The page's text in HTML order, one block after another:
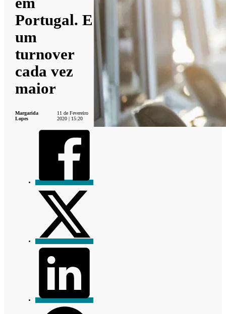
Portugal. E
um
turnover
cada vez
maior
Margarida
Lopes
11 de Fevereiro
2020 | 15:20